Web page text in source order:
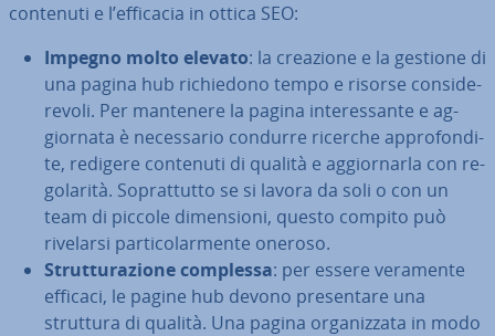
contenuti e l’efficacia in ottica SEO:
Impegno molto elevato: la creazione e la gestione di
una pagina hub ri­chie­do­no tempo e risorse con­si­de­
re­vo­li. Per mantenere la pagina in­te­res­san­te e ag­
gior­na­ta è ne­ces­sa­rio condurre ricerche ap­pro­fon­di­
te, redigere contenuti di qualità e ag­gior­nar­la con re­
go­la­ri­tà. So­prat­tut­to se si lavora da soli o con un
team di piccole di­men­sio­ni, questo compito può
rivelarsi par­ti­co­lar­men­te oneroso.
Strut­tu­ra­zio­ne complessa: per essere veramente
efficaci, le pagine hub devono pre­sen­ta­re una
struttura di qualità. Una pagina or­ga­niz­za­ta in modo